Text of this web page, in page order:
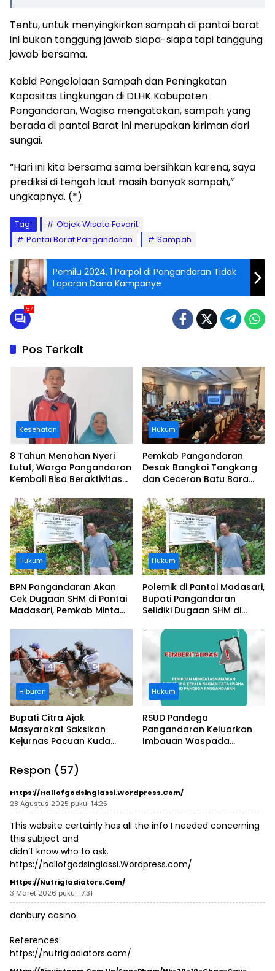
Tentu, untuk menyingkirkan sampah di pantai barat
ini bukan tanggung jawab siapa-siapa tapi tanggung
jawab bersama.
Kabid Pengelolaan Sampah dan Peningkatan
Kapasitas Lingkungan di DLHK Kabupaten
Pangandaran, Wagiso mengatakan, sampah yang
berada di pantai Barat ini merupakan kiriman dari
sungai.
“Hari ini kita bersama sama bersihkan karena, saya
prediksi di tengah laut masih banyak sampah,”
ungkapnya. (*)
Tag:
Objek Wisata Favorit
Pantai Barat Pangandaran
Sampah
Pemilu 2024, 1 Parpol di Pangandaran Tidak
Laporan Dana Kampanye
57
Pos Terkait
Kesehatan
8 Tahun Menahan Nyeri
Lutut, Warga Pangandaran
Kembali Bisa Beraktivitas
Ditanggung BPJS
Hukum
Pemkab Pangandaran
Desak Bangkai Tongkang
dan Ceceran Batu Bara
Buruknya Koordinasi
Perusahaan
Hukum
BPN Pangandaran Akan
Cek Dugaan SHM di Pantai
Madasari, Pemkab Minta
Hukum
Polemik di Pantai Madasari,
Bupati Pangandaran
Selidiki Dugaan SHM di
Pantai
Hiburan
Bupati Citra Ajak
Masyarakat Saksikan
Kejurnas Pacuan Kuda
Legokjawa
Hukum
RSUD Pandega
Pangandaran Keluarkan
Imbauan Waspada
Respon (57)
Https://hallofgodsinglassi.Wordpress.com/
28 Agustus 2025 pukul 14:25
This website certainly has all the info I needed concerning
this subject and
didn’t know who to ask.
https://hallofgodsinglassi.Wordpress.com/
Https://nutrigladiators.com/
3 Maret 2026 pukul 17:31
danbury casino
References:
https://nutrigladiators.com/